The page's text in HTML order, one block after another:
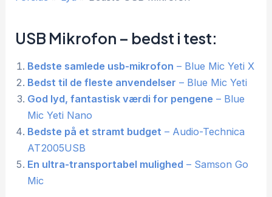
USB Mikrofon – bedst i test:
Bedste samlede usb-mikrofon – Blue Mic Yeti X
Bedst til de fleste anvendelser – Blue Mic Yeti
God lyd, fantastisk værdi for pengene – Blue
Mic Yeti Nano
Bedste på et stramt budget – Audio-Technica
AT2005USB
En ultra-transportabel mulighed – Samson Go
Mic